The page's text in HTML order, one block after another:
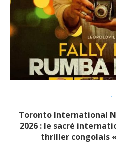
1
Toronto International
2026 : le sacré
thriller congolais